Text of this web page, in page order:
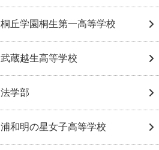
桐丘学園桐生第一高等学校
武蔵越生高等学校
法学部
浦和明の星女子高等学校